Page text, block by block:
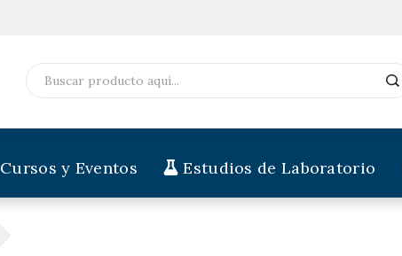
Cursos y Eventos Estudios de Laboratorio